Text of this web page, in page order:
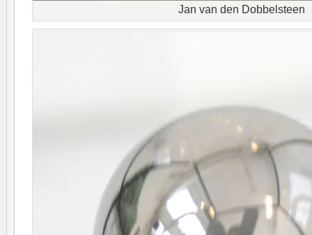
Jan van den Dobbelsteen